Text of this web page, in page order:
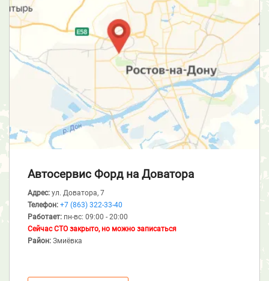
Автосервис Форд на Доватора
Адрес: ул. Доватора, 7
Телефон: +7 (863) 322-33-40
Работает: пн-вс: 09:00 - 20:00
Сейчас СТО закрыто, но можно записаться
Район: Змиёвка